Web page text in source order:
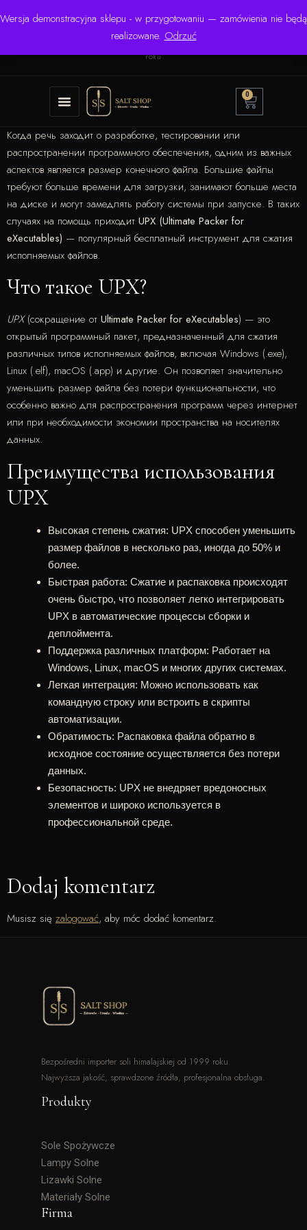
Wersja demonstracyjna sklepu - w przygotowaniu — zamówienia nie będą
realizowane. Odrzuć
☎ +48 506 504 900
✉
krzysztof.lipinski@salinarium.com
Pon.–Pt. 8:00–16:00 | Bezpośredni importer od 1999
roku
0
Когда речь заходит о разработке, тестировании или
распространении программного обеспечения, одним из важных
аспектов является размер конечного файла. Большие файлы
требуют больше времени для загрузки, занимают больше места
на диске и могут замедлять работу системы при запуске. В таких
случаях на помощь приходит UPX (Ultimate Packer for
eXecutables) — популярный бесплатный инструмент для сжатия
исполняемых файлов.
Что такое UPX?
UPX(сокращение от Ultimate Packer for eXecutables) — это
открытый программный пакет, предназначенный для сжатия
различных типов исполняемых файлов, включая Windows (.exe),
Linux (.elf), macOS (.app) и другие. Он позволяет значительно
уменьшить размер файла без потери функциональности, что
особенно важно для распространения программ через интернет
или при необходимости экономии пространства на носителях
данных.
Преимущества использования
UPX
Высокая степень сжатия: UPX способен уменьшить
размер файлов в несколько раз, иногда до 50% и
более.
Быстрая работа: Сжатие и распаковка происходят
очень быстро, что позволяет легко интегрировать
UPX в автоматические процессы сборки и
деплоймента.
Поддержка различных платформ: Работает на
Windows, Linux, macOS и многих других системах.
Легкая интеграция: Можно использовать как
командную строку или встроить в скрипты
автоматизации.
Обратимость: Распаковка файла обратно в
исходное состояние осуществляется без потери
данных.
Безопасность: UPX не внедряет вредоносных
элементов и широко используется в
профессиональной среде.
Dodaj komentarz
Musisz się zalogować, aby móc dodać komentarz.
Bezpośredni importer soli himalajskiej od 1999 roku.
Najwyższa jakość, sprawdzone źródła, profesjonalna obsługa.
Produkty
Sole Spożywcze
Lampy Solne
Lizawki Solne
Materiały Solne
Firma